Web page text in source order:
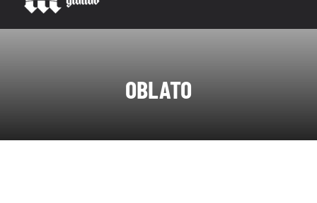
HOME
DIDATTICA
OBLATO